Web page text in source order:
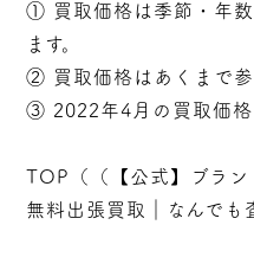
① 買取価格は季節・年
ます。
② 買取価格はあくまで参
③ 2022年4月の買取価格
TOP（（
【公式】ブラ
無料出張買取｜なんでも